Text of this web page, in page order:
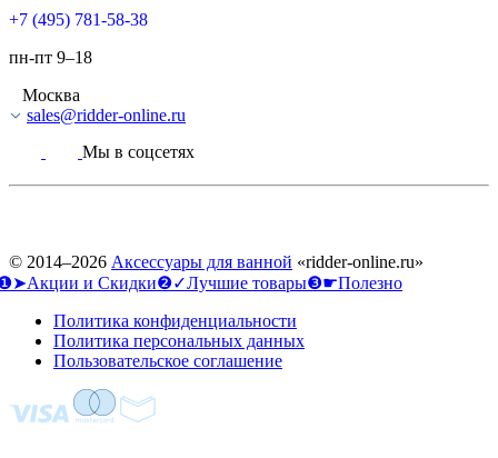
+7 (495) 781-58-38
пн-пт 9–18
Москва
sales@ridder-online.ru
Мы в соцсетях
© 2014–2026 Аксессуары для ванной «ridder-online.ru»
и Скидки❷✓Лучшие товары❸☛Полезно
Политика конфиденциальности
Политика персональных данных
Пользовательское соглашение